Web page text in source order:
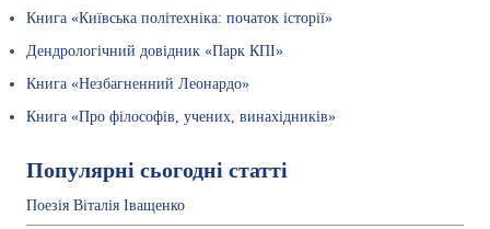
Книга «Київська політехніка: початок історії»
Дендрологічний довідник «Парк КПІ»
Книга «Незбагненний Леонардо»
Книга «Про філософів, учених, винахідників»
Популярні сьогодні статті
Поезія Віталія Іващенко